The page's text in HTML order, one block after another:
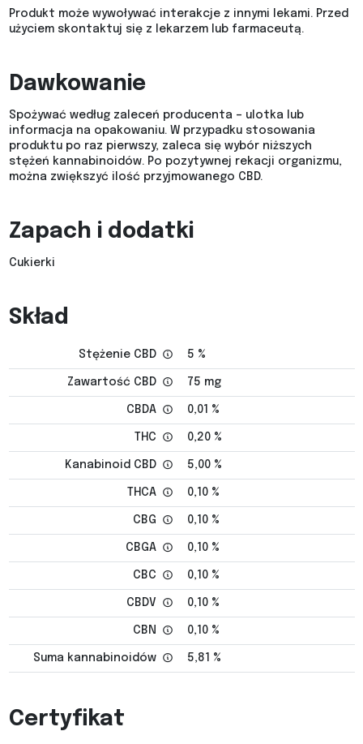
Produkt może wywoływać interakcje z innymi lekami. Przed
użyciem skontaktuj się z lekarzem lub farmaceutą.
Dawkowanie
Spożywać według zaleceń producenta – ulotka lub
informacja na opakowaniu. W przypadku stosowania
produktu po raz pierwszy, zaleca się wybór niższych
stężeń kannabinoidów. Po pozytywnej rekacji organizmu,
można zwiększyć ilość przyjmowanego CBD.
Zapach i dodatki
Cukierki
Skład
Stężenie CBD 5 %
Zawartość CBD 75 mg
CBDA 0,01 %
THC 0,20 %
Kanabinoid CBD 5,00 %
THCA 0,10 %
CBG 0,10 %
CBGA 0,10 %
CBC 0,10 %
CBDV 0,10 %
CBN 0,10 %
Suma kannabinoidów 5,81 %
Certyfikat